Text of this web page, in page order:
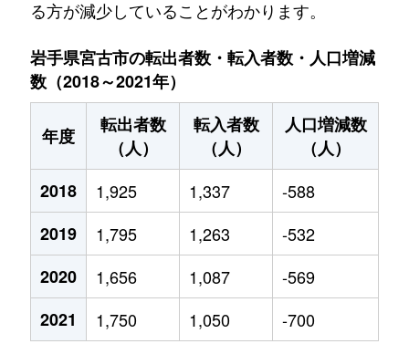
る方が減少していることがわかります。
岩手県宮古市の転出者数・転入者数・人口増減
数（2018～2021年）
年度
転出者数
（人）
転入者数
（人）
人口増減数
（人）
2018
1,925 1,337
-588
2019
1,795 1,263
-532
2020
1,656 1,087
-569
2021
1,750 1,050 -700